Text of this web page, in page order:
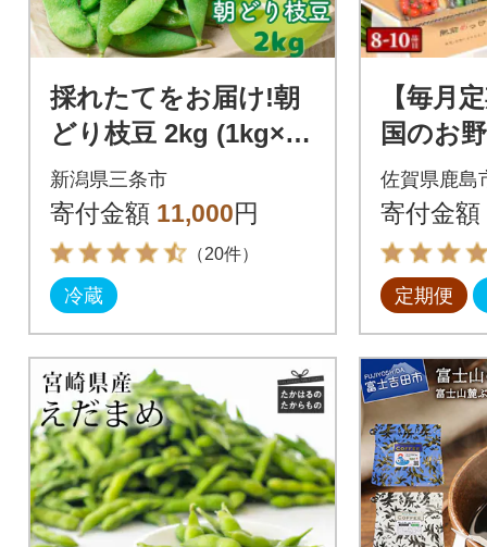
採れたてをお届け!朝
どり枝豆 2kg (1kg×2
袋) 令和8年度 【010S
119】
新潟県三条市
寄付金額 11,000円
（20件）
冷蔵
【毎月
国のお
せセッ
回
佐賀県鹿島
寄付金額
定期便